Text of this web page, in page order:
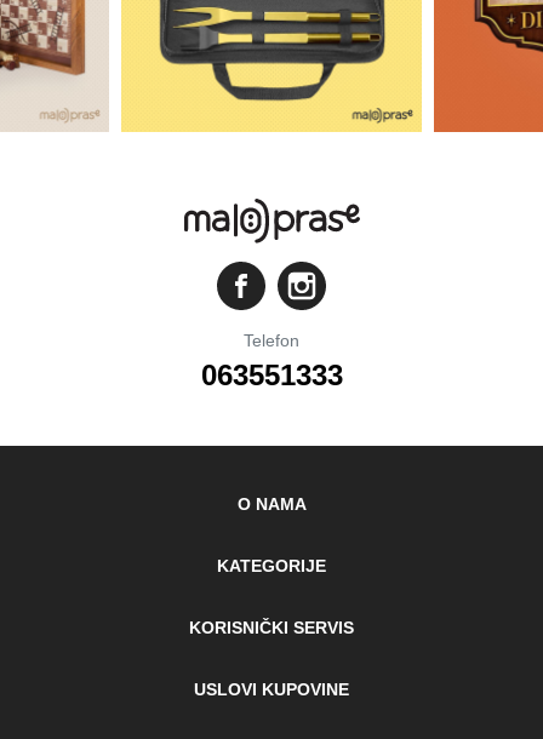
Telefon
063551333
O NAMA
KATEGORIJE
KORISNIČKI SERVIS
USLOVI KUPOVINE